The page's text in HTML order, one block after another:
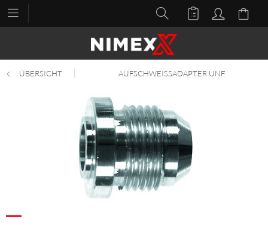
ÜBERSICHT AUFSCHWEISSADAPTER UNF